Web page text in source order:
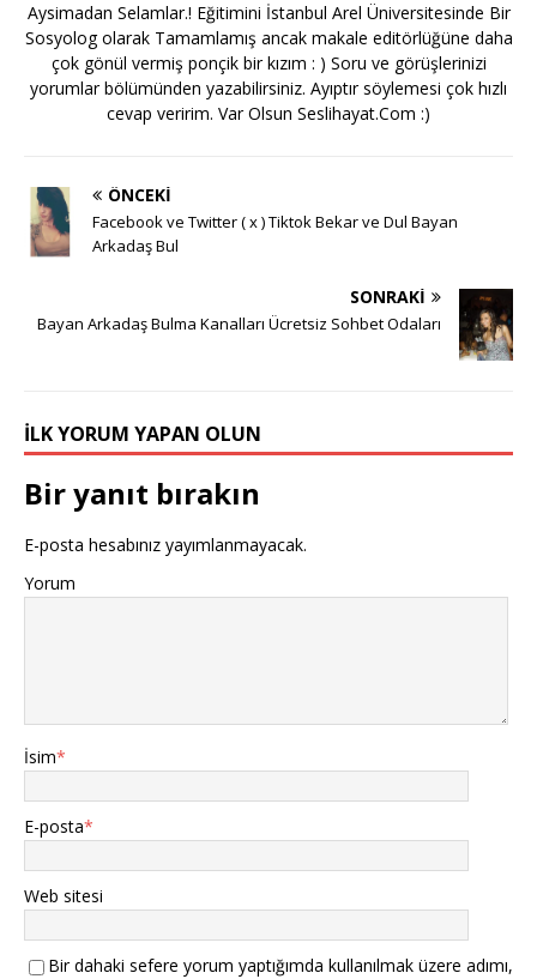
Aysimadan Selamlar.! Eğitimini İstanbul Arel Üniversitesinde Bir
Sosyolog olarak Tamamlamış ancak makale editörlüğüne daha
çok gönül vermiş ponçik bir kızım : ) Soru ve görüşlerinizi
yorumlar bölümünden yazabilirsiniz. Ayıptır söylemesi çok hızlı
cevap veririm. Var Olsun Seslihayat.Com :)
ÖNCEKI
Facebook ve Twitter ( x ) Tiktok Bekar ve Dul Bayan
Arkadaş Bul
SONRAKI
Bayan Arkadaş Bulma Kanalları Ücretsiz Sohbet Odaları
İLK YORUM YAPAN OLUN
Bir yanıt bırakın
E-posta hesabınız yayımlanmayacak.
Yorum
İsim*
E-posta*
Web sitesi
Bir dahaki sefere yorum yaptığımda kullanılmak üzere adımı,